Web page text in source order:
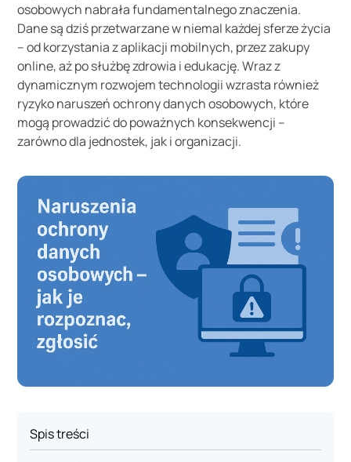
osobowych nabrała fundamentalnego znaczenia.
Dane są dziś przetwarzane w niemal każdej sferze życia
– od korzystania z aplikacji mobilnych, przez zakupy
online, aż po służbę zdrowia i edukację. Wraz z
dynamicznym rozwojem technologii wzrasta również
ryzyko naruszeń ochrony danych osobowych, które
mogą prowadzić do poważnych konsekwencji –
zarówno dla jednostek, jak i organizacji.
Spis treści